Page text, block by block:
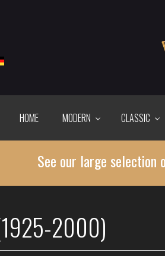
HOME MODERN CLASSIC
See our large selection
2000)